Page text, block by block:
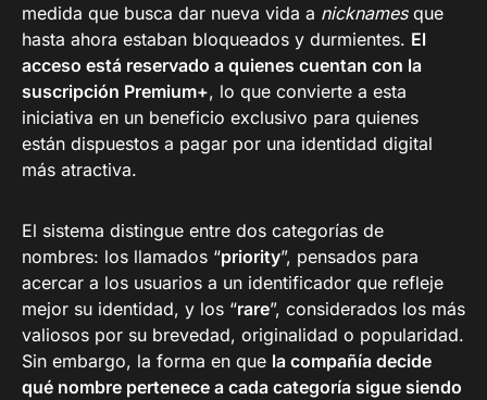
medida que busca dar nueva vida a nicknamesque
hasta ahora estaban bloqueados y durmientes. El
acceso está reservado a quienes cuentan con la
suscripción Premium+, lo que convierte a esta
iniciativa en un beneficio exclusivo para quienes
están dispuestos a pagar por una identidad digital
más atractiva.
El sistema distingue entre dos categorías de
nombres: los llamados “priority”, pensados para
acercar a los usuarios a un identificador que refleje
mejor su identidad, y los “rare”, considerados los más
valiosos por su brevedad, originalidad o popularidad.
Sin embargo, la forma en que la compañía decide
qué nombre pertenece a cada categoría sigue siendo